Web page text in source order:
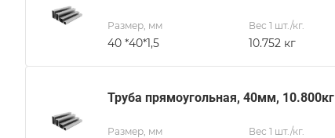
Размер, мм
40 *40*1,5
Вес 1 шт./кг.
10.752 кг
Труба прямоугольная, 40мм, 10.800кг
Размер, мм Вес 1 шт./кг.